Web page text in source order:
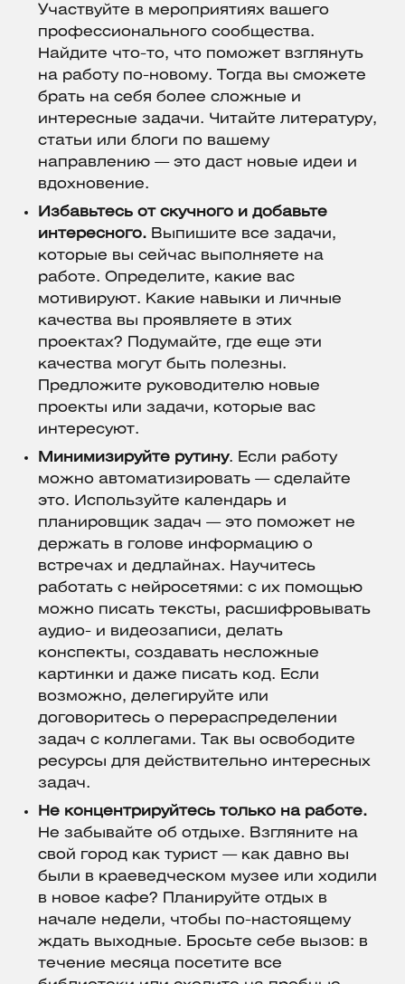
Участвуйте в мероприятиях вашего
профессионального сообщества.
Найдите что-то, что поможет взглянуть
на работу по-новому. Тогда вы сможете
брать на себя более сложные и
интересные задачи. Читайте литературу,
статьи или блоги по вашему
направлению — это даст новые идеи и
вдохновение.
Избавьтесь от скучного и добавьте
интересного. Выпишите все задачи,
которые вы сейчас выполняете на
работе. Определите, какие вас
мотивируют. Какие навыки и личные
качества вы проявляете в этих
проектах? Подумайте, где еще эти
качества могут быть полезны.
Предложите руководителю новые
проекты или задачи, которые вас
интересуют.
Минимизируйте рутину. Если работу
можно автоматизировать — сделайте
это. Используйте календарь и
планировщик задач — это поможет не
держать в голове информацию о
встречах и дедлайнах. Научитесь
работать с нейросетями: с их помощью
можно писать тексты, расшифровывать
аудио- и видеозаписи, делать
конспекты, создавать несложные
картинки и даже писать код. Если
возможно, делегируйте или
договоритесь о перераспределении
задач с коллегами. Так вы освободите
ресурсы для действительно интересных
задач.
Не концентрируйтесь только на работе.
Не забывайте об отдыхе. Взгляните на
свой город как турист — как давно вы
были в краеведческом музее или ходили
в новое кафе? Планируйте отдых в
начале недели, чтобы по-настоящему
ждать выходные. Бросьте себе вызов: в
течение месяца посетите все